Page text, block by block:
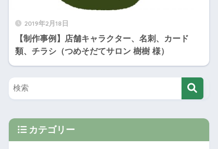
2019年2月18日
【制作事例】店舗キャラクター、名刺、カード
類、チラシ（つめそだてサロン 樹樹 様）
カテゴリー